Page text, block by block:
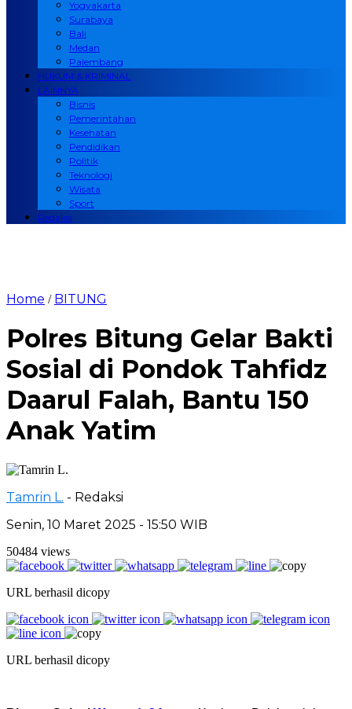
Yogyakarta
Surabaya
Bali
Medan
Palembang
HUKUM & KRIMINAL
LAINNYA
Bisnis
Pemerintahan
Kesehatan
Pendidikan
Politik
Teknologi
Wisata
Sport
Redaksi
Home / BITUNG
Polres Bitung Gelar Bakti
Sosial di Pondok Tahfidz
Daarul Falah, Bantu 150
Anak Yatim
Tamrin L. - Redaksi
Senin, 10 Maret 2025 - 15:50 WIB
50484 views
URL berhasil dicopy
URL berhasil dicopy